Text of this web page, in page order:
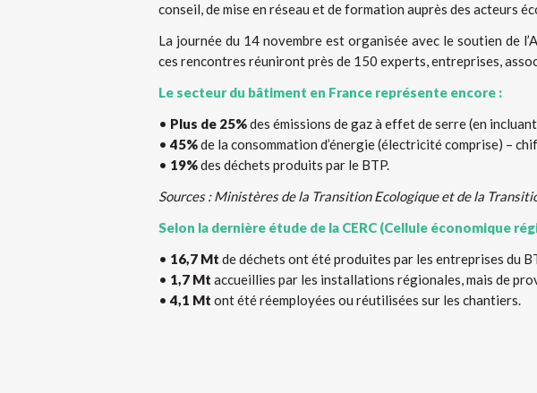
conseil, de mise en réseau et de formation auprès des acteurs
La journée du 14 novembre est organisée avec le soutien de
ces rencontres réuniront près de 150 experts, entreprises,
Le secteur du bâtiment en France représente encore :
• Plus de 25%des émissions de gaz à effet de serre (en
• 45%de la consommation d’énergie (électricité comprise) –
• 19%des déchets produits par le BTP.
Sources : Ministères de la Transition Ecologique et de la
Selon la dernière étude de la CERC (Cellule économique
• 16,7 Mt de déchets ont été produites par les entreprises du
• 1,7 Mt accueillies par les installations régionales, mais de
•4,1 Mt ont été réemployées ou réutilisées sur les chantiers.